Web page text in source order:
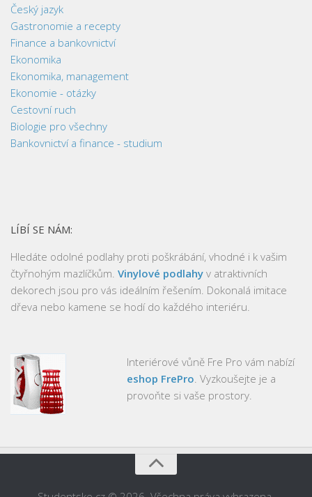
Český jazyk
Gastronomie a recepty
Finance a bankovnictví
Ekonomika
Ekonomika, management
Ekonomie - otázky
Cestovní ruch
Biologie pro všechny
Bankovnictví a finance - studium
LÍBÍ SE NÁM:
Hledáte odolné podlahy proti poškrábání, vhodné i k vašim
čtyřnohým mazlíčkům. Vinylové podlahy v atraktivních
dekorech jsou pro vás ideálním řešením. Dokonalá imitace
dřeva nebo kamene se hodí do každého interiéru.
Interiérové vůně Fre Pro vám nabízí
eshop FrePro . Vyzkoušejte je a
provoňte si vaše prostory.